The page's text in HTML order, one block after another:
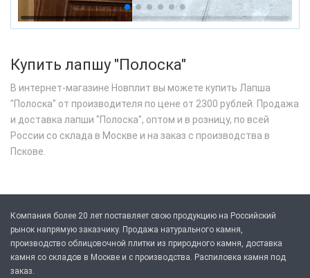
Купить лапшу "Полоска"
В интернет-магазине Новплит вы можете купить Лапша
"Полоска" от производителя по цене от 2300 рублей. Продажа
и доставка лапши "Полоска", оптом и в розницу, по всей
России со склада в Москве и на заказ с производства в
Пскове.
Компания более 20 лет поставляет свою продукцию на Российский
рынок напрямую заказчику. Продажа натурального камня,
производство облицовочной плитки из природного камня, доставка
камня со складов в Москве и с производства. Распиловка камня под
заказ.